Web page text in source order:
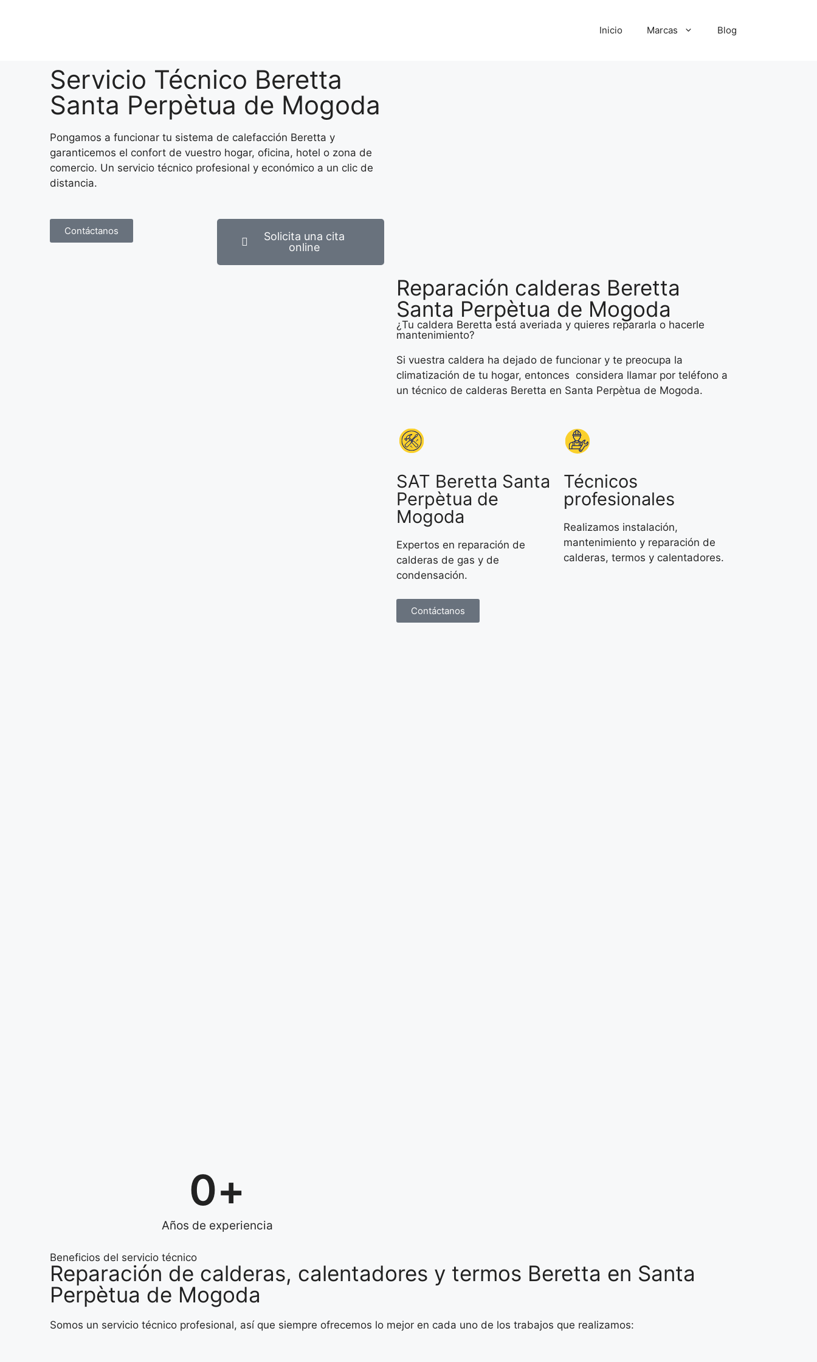
Inicio Marcas Blog
Servicio Técnico Beretta
Santa Perpètua de Mogoda
Pongamos a funcionar tu sistema de calefacción Beretta y
garanticemos el confort de vuestro hogar, oficina, hotel o zona de
comercio. Un servicio técnico profesional y económico a un clic de
distancia.
Contáctanos
Solicita una cita
online
Años de experiencia
0+
Reparación calderas Beretta
Santa Perpètua de Mogoda
¿Tu caldera Beretta está averiada y quieres repararla o hacerle
mantenimiento?
Si vuestra caldera ha dejado de funcionar y te preocupa la
climatización de tu hogar, entonces considera llamar por teléfono a
un técnico de calderas Beretta en Santa Perpètua de Mogoda.
SAT Beretta Santa
Perpètua de
Mogoda
Expertos en reparación de
calderas de gas y de
condensación.
Técnicos
profesionales
Realizamos instalación,
mantenimiento y reparación de
calderas, termos y calentadores.
Contáctanos
Beneficios del servicio técnico
Reparación de calderas, calentadores y termos Beretta en Santa
Perpètua de Mogoda
Somos un servicio técnico profesional, así que siempre ofrecemos lo mejor en cada uno de los trabajos que realizamos: